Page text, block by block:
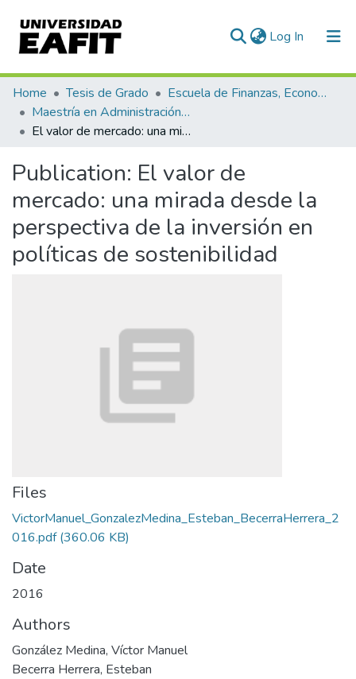
Log In (current)
Communities & Collections
All of DSpace
Home Tesis de Grado
Escuela de Finanzas, Economía y Gobierno
Maestría en Administración Financiera (tesis)
El valor de mercado: una mirada desde la perspectiva de la inversión en políticas de sostenibilidad
Publication: El valor de
mercado: una mirada desde la
perspectiva de la inversión en
políticas de sostenibilidad
Files
VictorManuel_GonzalezMedina_Esteban_BecerraHerrera_2
016.pdf(360.06 KB)
Date
2016
Authors
González Medina, Víctor Manuel
Becerra Herrera, Esteban